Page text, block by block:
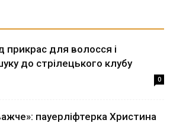
прикрас для волосся і
до стрілецького клубу
0
пауерліфтерка Христина